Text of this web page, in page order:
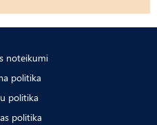
noteikumi
politika
politika
politika